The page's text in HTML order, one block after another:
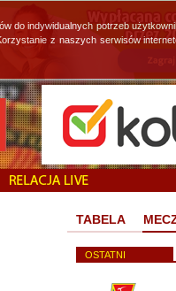
TABELA
OSTATNI
indywidualnych potrzeb
z naszych serwisów